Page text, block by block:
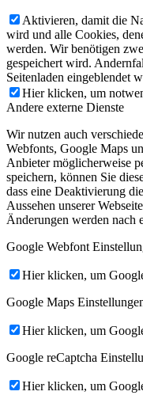
Aktivieren, damit die
wird und alle Cookies,
werden. Wir benötigen
gespeichert wird.
Seitenladen eingeblendet
Hier klicken, um
Andere externe Dienste
Wir nutzen auch
Webfonts, Google Maps
Anbieter möglicherweise
speichern, können Sie
dass eine Deaktivierung
Aussehen unserer
Änderungen werden nach
Google Webfont
Hier klicken, um
Google Maps
Hier klicken, um
Google reCaptcha
Hier klicken, um